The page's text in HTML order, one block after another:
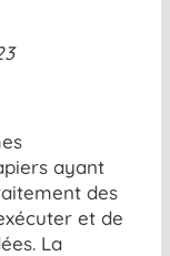
ayant
des
et de
La